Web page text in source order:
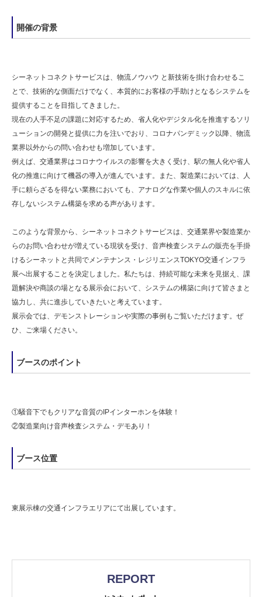
開催の背景
シーネットコネクトサービスは、物流ノウハウ と新技術を掛け合わせるこ
とで、技術的な側面だけでなく、本質的にお客様の手助けとなるシステムを
提供することを目指してきました。
現在の人手不足の課題に対応するため、省人化やデジタル化を推進するソリ
ューションの開発と提供に力を注いでおり、コロナパンデミック以降、物流
業界以外からの問い合わせも増加しています。
例えば、交通業界はコロナウイルスの影響を大きく受け、駅の無人化や省人
化の推進に向けて機器の導入が進んでいます。また、製造業においては、人
手に頼らざるを得ない業務においても、アナログな作業や個人のスキルに依
存しないシステム構築を求める声があります。
このような背景から、シーネットコネクトサービスは、交通業界や製造業か
らのお問い合わせが増えている現状を受け、音声検査システムの販売を手掛
けるシーネットと共同でメンテナンス・レジリエンスTOKYO交通インフラ
展へ出展することを決定しました。私たちは、持続可能な未来を見据え、課
題解決や商談の場となる展示会において、システムの構築に向けて皆さまと
協力し、共に進歩していきたいと考えています。
展示会では、デモンストレーションや実際の事例もご覧いただけます。ぜ
ひ、ご来場ください。
ブースのポイント
①騒音下でもクリアな音質のIPインターホンを体験！
②製造業向け音声検査システム・デモあり！
ブース位置
東展示棟の交通インフラエリアにて出展しています。
REPORT